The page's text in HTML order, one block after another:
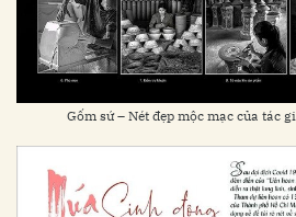
Gốm sứ – Nét đẹp mộc mạc của tác